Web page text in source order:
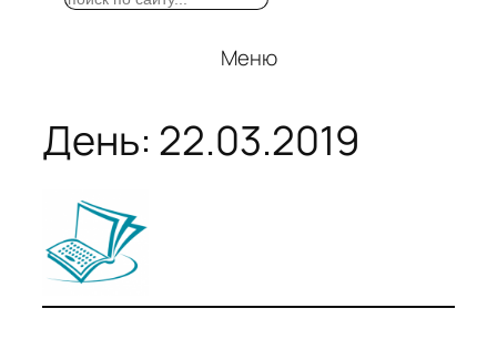
Меню
День: 22.03.2019